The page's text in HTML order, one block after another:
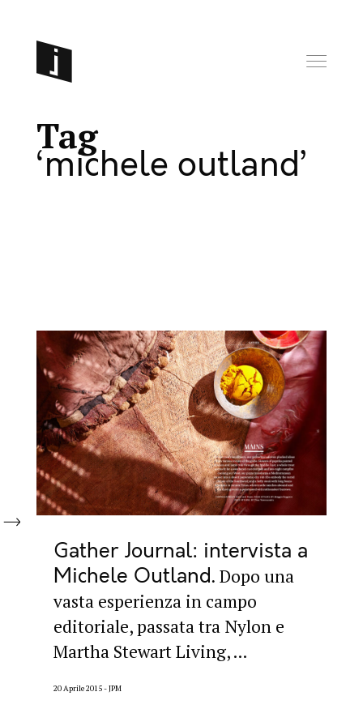
Tag
michele outland
Gather Journal: intervista a
Michele Outland Dopo una
vasta esperienza in campo
editoriale, passata tra Nylon e
Martha Stewart Living, ...
20 Aprile 2015 JPM